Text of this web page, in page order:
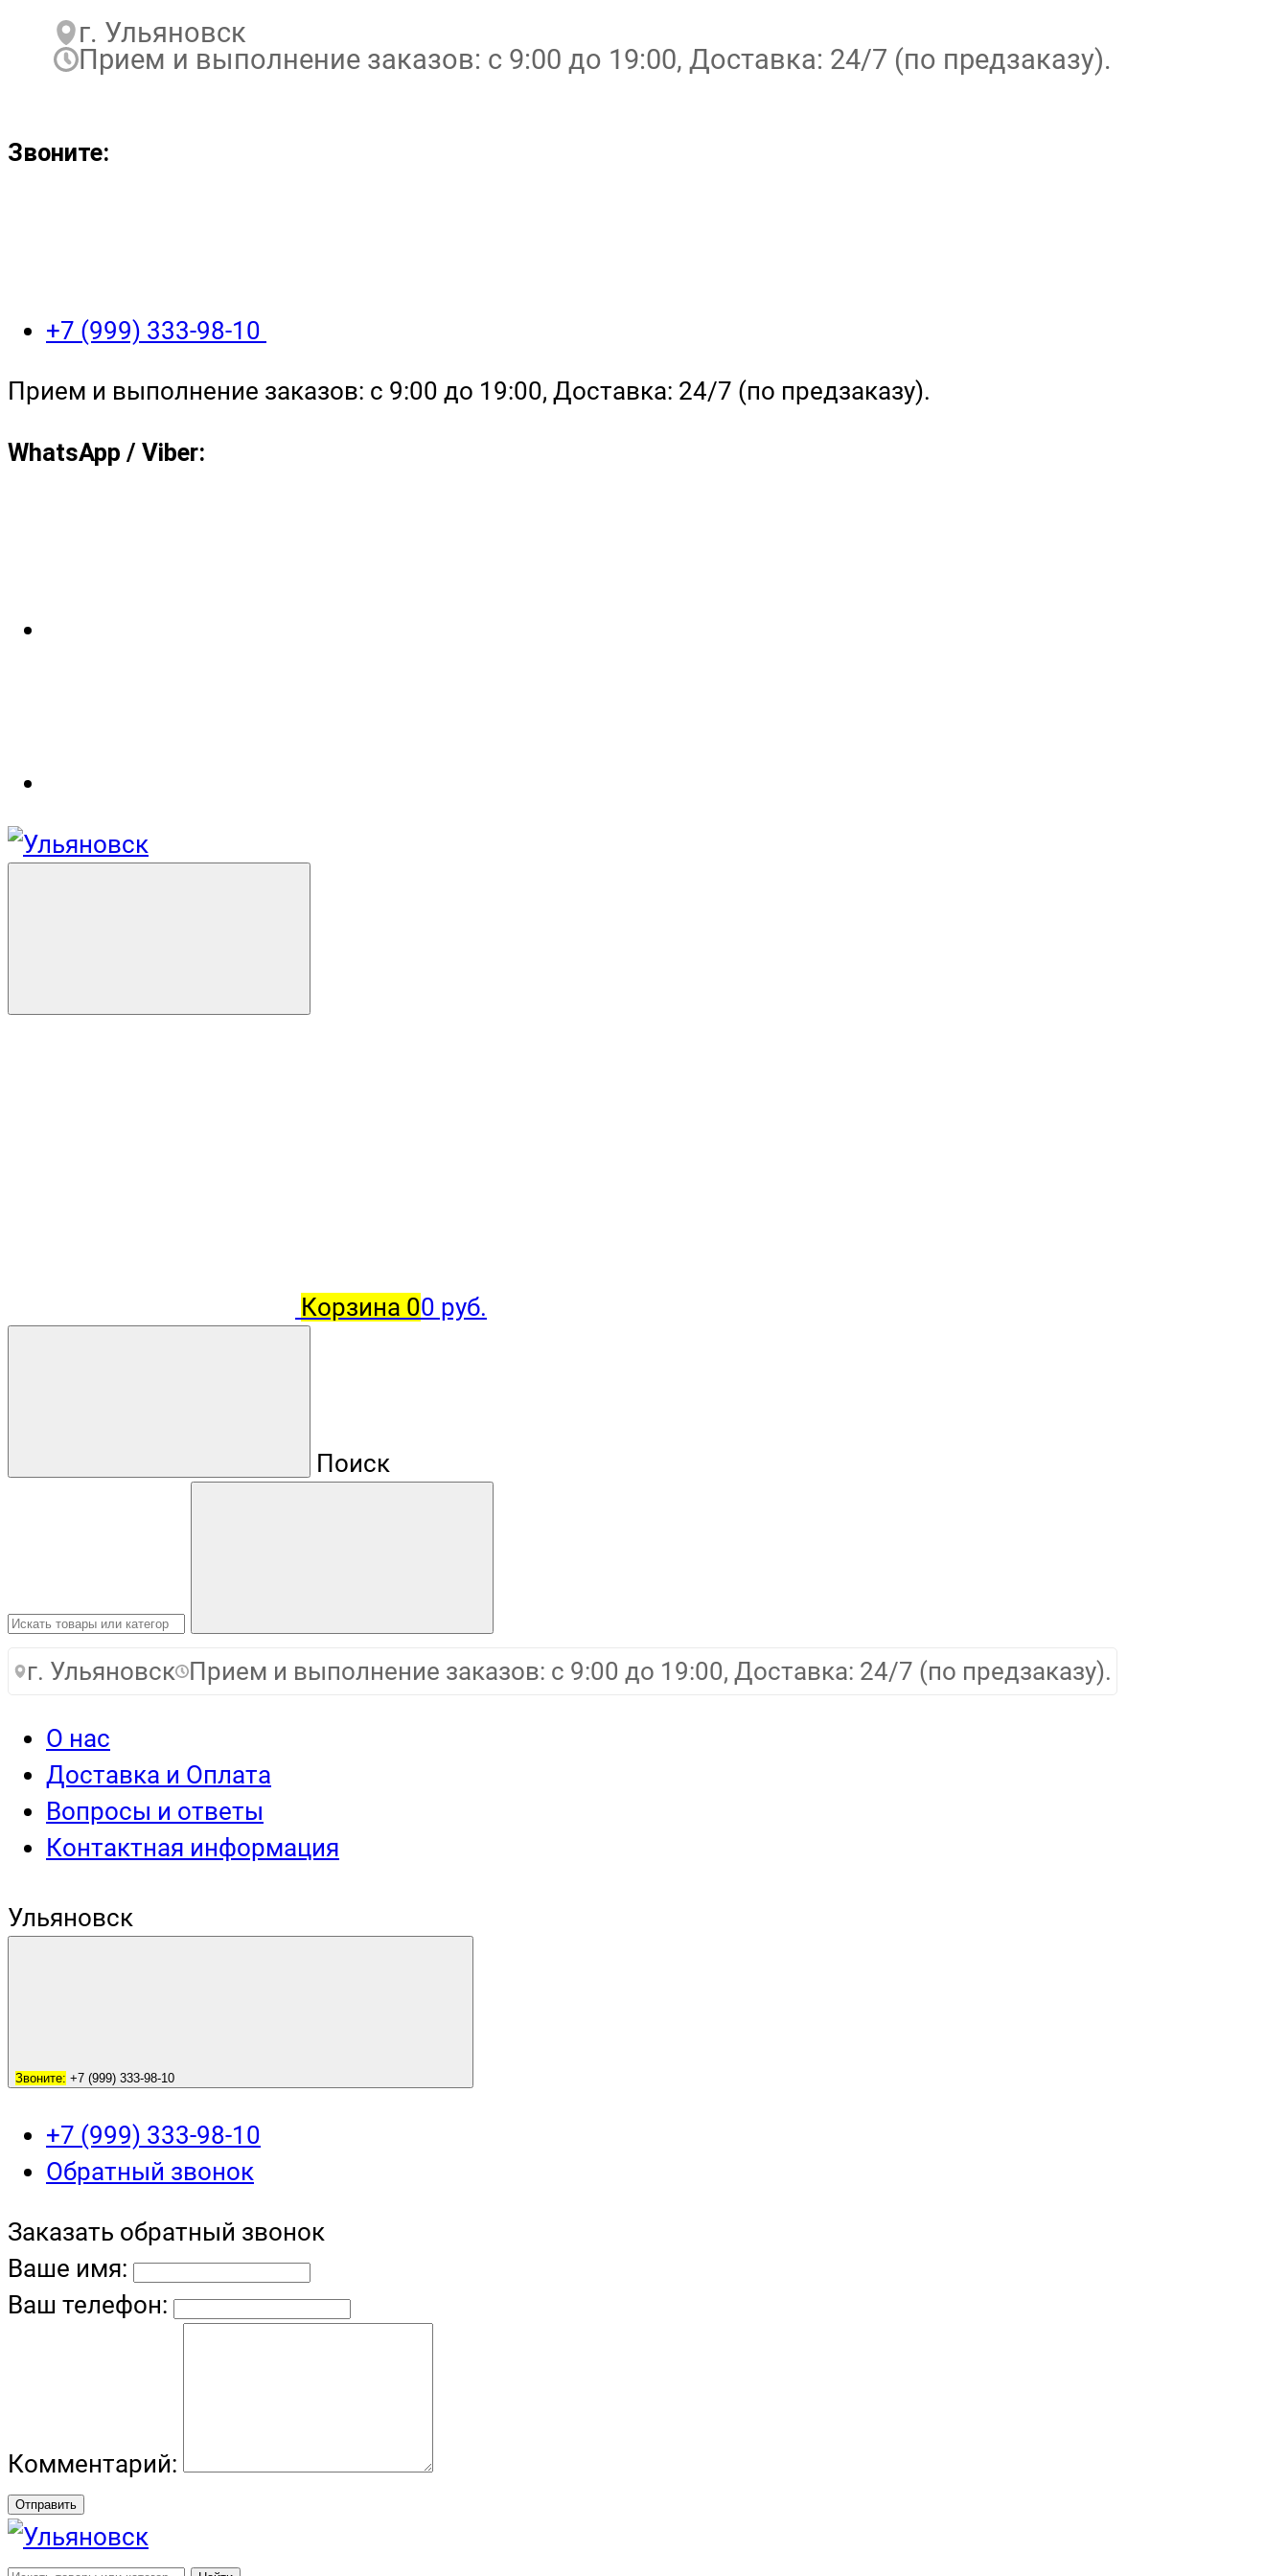
г. Ульяновск
Прием и выполнение заказов: с 9:00 до 19:00, Доставка: 24/7 (по предзаказу).
Звоните:
+7 (999) 333-98-10
Прием и выполнение заказов: с 9:00 до 19:00, Доставка: 24/7 (по предзаказу).
WhatsApp / Viber:
Корзина 00 руб.
Поиск
г. Ульяновск Прием и выполнение заказов: с 9:00 до 19:00, Доставка: 24/7 (по предзаказу).
О нас
Доставка и Оплата
Вопросы и ответы
Контактная информация
Ульяновск
Звоните: +7 (999) 333-98-10
+7 (999) 333-98-10
Обратный звонок
Заказать обратный звонок
Ваше имя:
Ваш телефон:
Комментарий:
Отправить